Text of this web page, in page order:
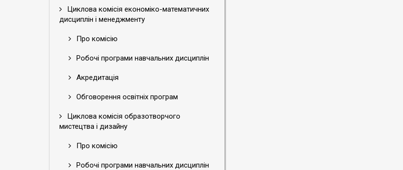
Циклова комісія економіко-математичних
дисциплін і менеджменту
Про комісію
Робочі програми навчальних дисциплін
Акредитація
Обговорення освітніх програм
Циклова комісія образотворчого
мистецтва і дизайну
Про комісію
Робочі програми навчальних дисциплін